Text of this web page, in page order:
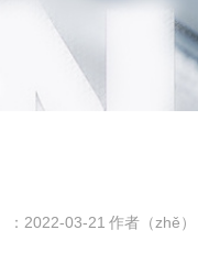
：2022-03-21 作者（zhě）